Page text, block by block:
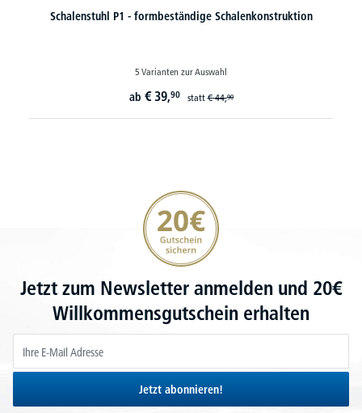
Schalenstuhl P1 - formbeständige Schalenkonstruktion
5 Varianten zur Auswahl
ab € 39,90 statt€ 44,90
20€ Gutschein sichern
Jetzt zum Newsletter anmelden und 20€
Willkommensgutschein erhalten
Jetzt abonnieren!